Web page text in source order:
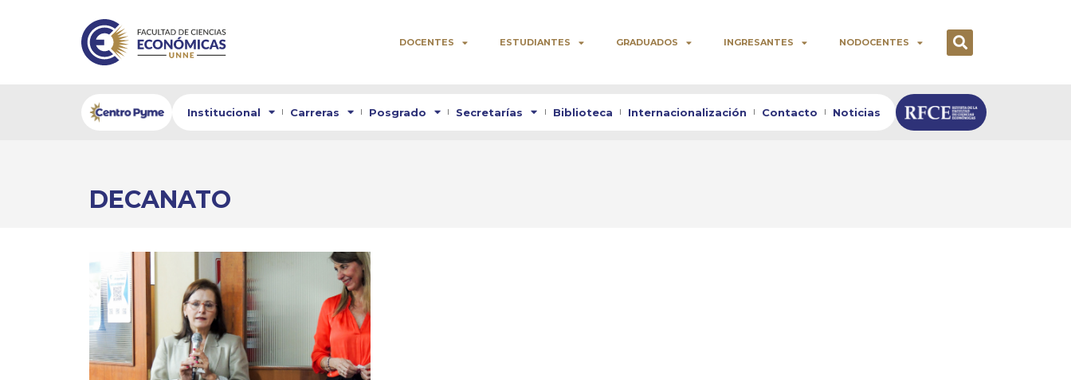
DOCENTES ESTUDIANTES GRADUADOS INGRESANTES NODOCENTES
Institucional Carreras Posgrado Secretarías Biblioteca Internacionalización Contacto Noticias
DECANATO